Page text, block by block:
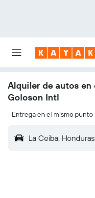
Alquiler de autos en
Goloson Intl
Entrega en el mismo punto
La Ceiba,